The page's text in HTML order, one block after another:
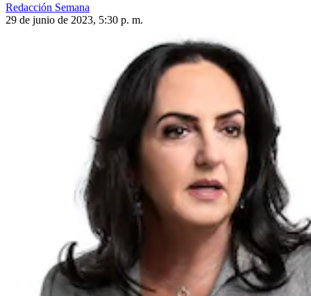
Redacción Semana
29 de junio de 2023, 5:30 p. m.